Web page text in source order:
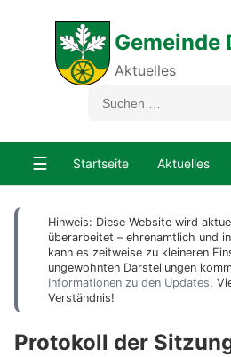
Gemeinde
Aktuelles
☰ Startseite Aktuelles
Hinweis: Diese Website wird
überarbeitet – ehrenamtlich und
kann es zeitweise zu kleineren
ungewohnten Darstellungen
Informationen zu den Updates.
Verständnis!
Protokoll der